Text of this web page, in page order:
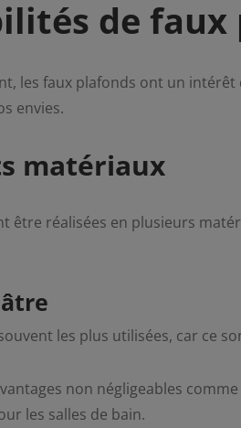
de
les faux plafonds ont un
envies.
matériaux
être réalisées en plusieurs
les plus utilisées, car ce
non négligeables
les salles de bain.